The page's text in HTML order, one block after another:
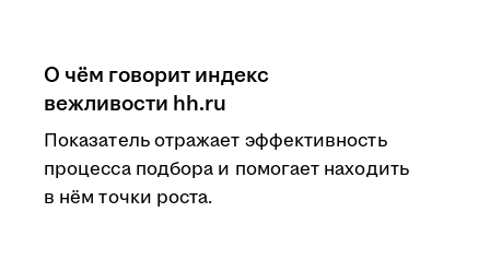
О чём говорит индекс
вежливости hh.ru
Показатель отражает эффективность
процесса подбора и помогает находить
в нём точки роста.